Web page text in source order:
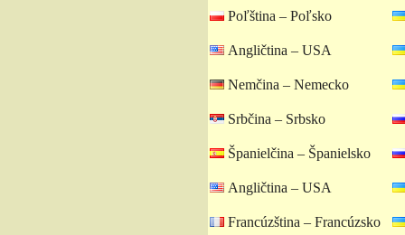
Poľština – Poľsko
Angličtina – USA
Nemčina – Nemecko
Srbčina – Srbsko
Španielčina – Španielsko
Angličtina – USA
Francúzština – Francúzsko